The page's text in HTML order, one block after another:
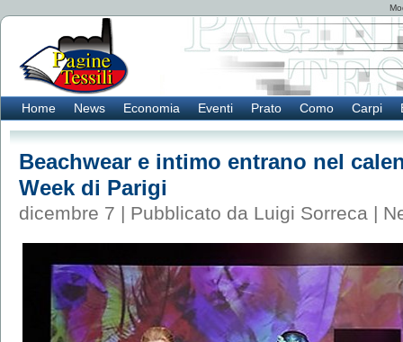
Home News Economia Eventi Prato Como Carpi
Beachwear e intimo entrano nel
Week di Parigi
dicembre 7 | Pubblicato da Luigi Sorreca |